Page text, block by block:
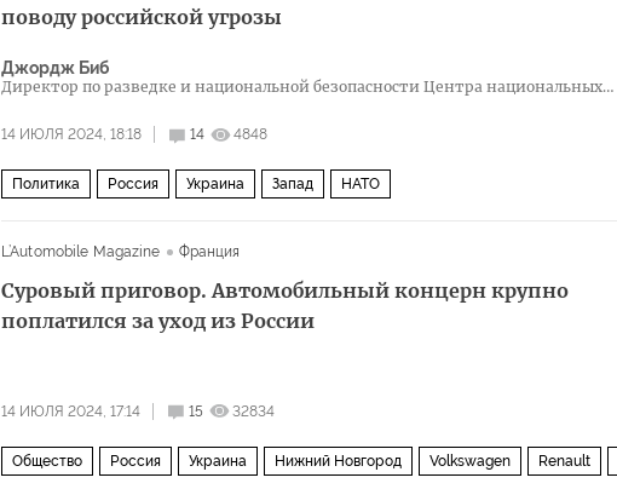
поводу российской угрозы
Джордж Биб
Директор по разведке и национальной безопасности Центра национальных
14 ИЮЛЯ 2024, 18:18 14 4848
Политика Россия Украина Запад НАТО
L’Automobile Magazine Франция
Суровый приговор. Автомобильный концерн крупно
поплатился за уход из России
14 ИЮЛЯ 2024, 17:14 15 32834
Общество Россия Украина Нижний Новгород Volkswagen Renault